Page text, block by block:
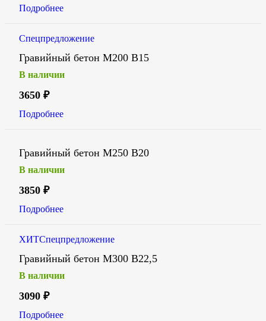
Подробнее
Спецпредложение
Гравийный бетон М200 В15
В наличии
3650 ₽
Подробнее
Гравийный бетон М250 В20
В наличии
3850 ₽
Подробнее
ХИТСпецпредложение
Гравийный бетон М300 В22,5
В наличии
3090 ₽
Подробнее